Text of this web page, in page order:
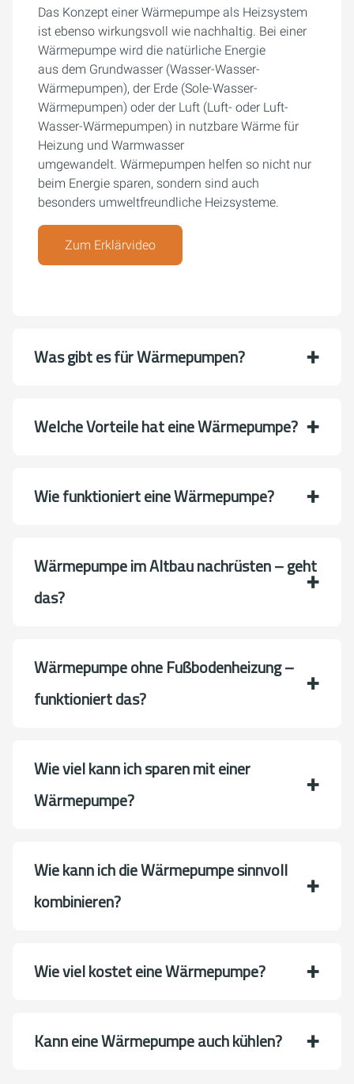
Das Konzept einer Wärmepumpe als Heizsystem
ist ebenso wirkungsvoll wie nachhaltig. Bei einer
Wärmepumpe wird die natürliche Energie
aus dem Grundwasser (Wasser-Wasser-
Wärmepumpen), der Erde (Sole-Wasser-
Wärmepumpen) oder der Luft (Luft- oder Luft-
Wasser-Wärmepumpen) in nutzbare Wärme für
Heizung und Warmwasser
umgewandelt. Wärmepumpen helfen so nicht nur
beim Energie sparen, sondern sind auch
besonders umweltfreundliche Heizsysteme.
Zum Erklärvideo
Was gibt es für Wärmepumpen?
Welche Vorteile hat eine Wärmepumpe?
Wie funktioniert eine Wärmepumpe?
Wärmepumpe im Altbau nachrüsten – geht
das?
Wärmepumpe ohne Fußbodenheizung –
funktioniert das?
Wie viel kann ich sparen mit einer
Wärmepumpe?
Wie kann ich die Wärmepumpe sinnvoll
kombinieren?
Wie viel kostet eine Wärmepumpe?
Kann eine Wärmepumpe auch kühlen?